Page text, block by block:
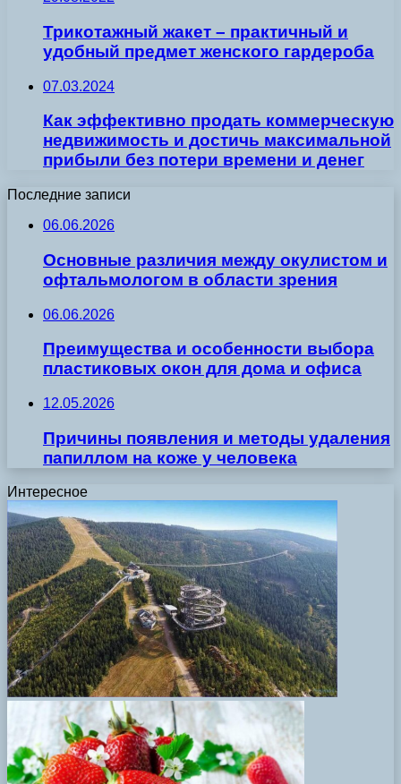
Трикотажный жакет – практичный и
удобный предмет женского гардероба
07.03.2024
Как эффективно продать коммерческую
недвижимость и достичь максимальной
прибыли без потери времени и денег
Последние записи
06.06.2026
Основные различия между окулистом и
офтальмологом в области зрения
06.06.2026
Преимущества и особенности выбора
пластиковых окон для дома и офиса
12.05.2026
Причины появления и методы удаления
папиллом на коже у человека
Интересное